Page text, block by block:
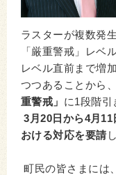
ラスターが複数発
「厳重警戒」レベ
レベル直前まで増
つつあることから
重警戒」 に1段階引
3月20日から4月
おける対応を要請
町民の皆さまには